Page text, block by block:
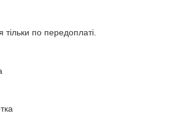
тільки по передоплаті.